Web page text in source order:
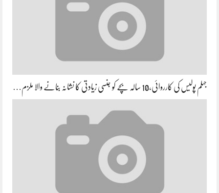
جہلم پولیس کی کارروائی،10 سالہ بچے کو جنسی زیادتی کا نشانہ بنانے والا ملزم…